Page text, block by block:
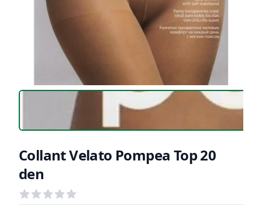
Collant Velato Pompea Top 20
den
Recensioni
out of 5 stars